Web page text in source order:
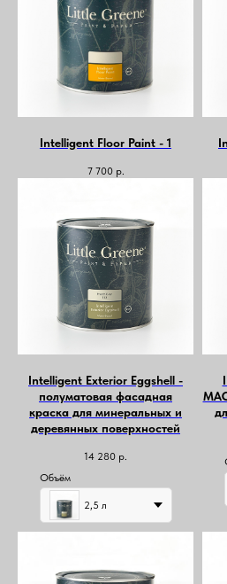
Intelligent Floor Paint - 1
7 700 р.
Intelligent Exterior Eggshell -
полуматовая фасадная
краска для минеральных и
деревянных поверхностей
14 280 р.
Объём
2,5 л